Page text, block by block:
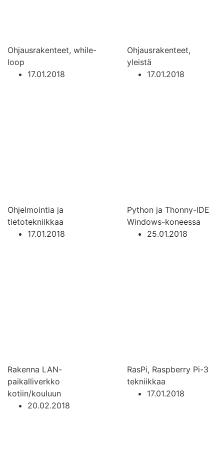
Ohjausrakenteet, while-
loop
17.01.2018
Ohjausrakenteet,
yleistä
17.01.2018
Ohjelmointia ja
tietotekniikkaa
17.01.2018
Python ja Thonny-IDE
Windows-koneessa
25.01.2018
Rakenna LAN-
paikalliverkko
kotiin/kouluun
20.02.2018
RasPi, Raspberry Pi-3
tekniikkaa
17.01.2018